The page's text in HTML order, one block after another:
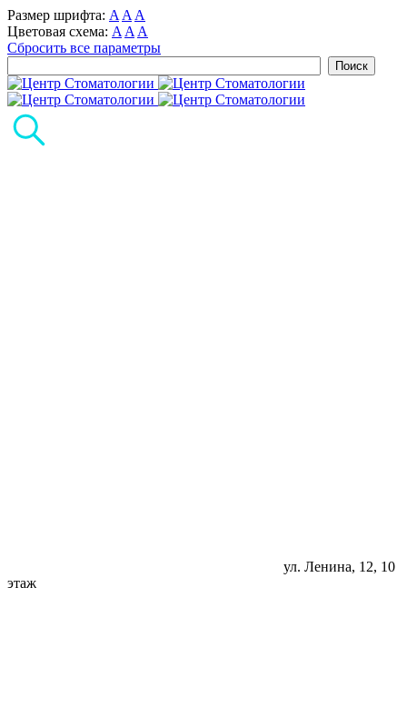
Размер шрифта: A A A
Цветовая схема: A A A
Сбросить все параметры
ул. Ленина, 12, 10
этаж